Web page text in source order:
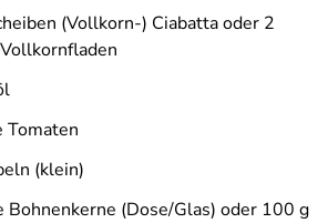
(Vollkorn-) Ciabatta oder 2
Tomaten
(klein)
Bohnenkerne (Dose/Glas) oder 100 g